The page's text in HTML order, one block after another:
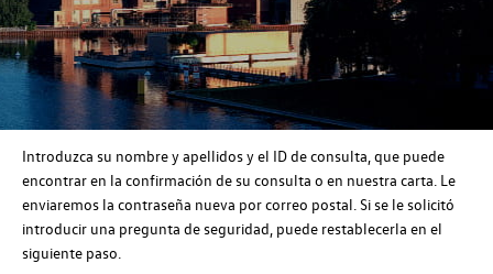
Introduzca su nombre y apellidos y el ID de consulta, que puede
encontrar en la confirmación de su consulta o en nuestra carta. Le
enviaremos la contraseña nueva por correo postal. Si se le solicitó
introducir una pregunta de seguridad, puede restablecerla en el
siguiente paso.